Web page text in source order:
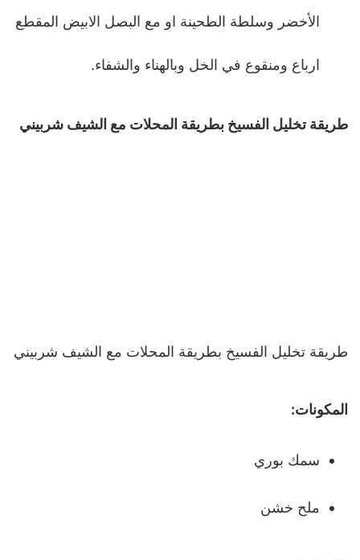
الأخضر وسلطة الطحينة او مع البصل الابيض المقطع
ارباع ومنقوع في الخل وبالهناء والشفاء.
طريقة تخليل الفسيخ بطريقة المحلات مع الشيف شربيني
طريقة تخليل الفسيخ بطريقة المحلات مع الشيف شربيني
المكونات:
سمك بوري
ملح خشن